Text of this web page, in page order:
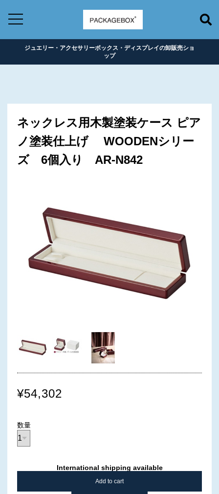
ジュエリー・アクセサリーボックス・ディスプレイの卸販売ショ
ップ
ネックレス用木製塗装ケース ピア
ノ塗装仕上げ WOODENシリー
ズ 6個入り AR-N842
¥54,302
数量
International shipping available
Add to cart